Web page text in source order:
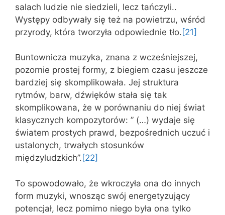
salach ludzie nie siedzieli, lecz tańczyli..
Występy odbywały się też na powietrzu, wśród
przyrody, która tworzyła odpowiednie tło. [21]
Buntownicza muzyka, znana z wcześniejszej,
pozornie prostej formy, z biegiem czasu jeszcze
bardziej się skomplikowała. Jej struktura
rytmów, barw, dźwięków stała się tak
skomplikowana, że w porównaniu do niej świat
klasycznych kompozytorów: ” (…) wydaje się
światem prostych prawd, bezpośrednich uczuć i
ustalonych, trwałych stosunków
międzyludzkich”. [22]
To spowodowało, że wkroczyła ona do innych
form muzyki, wnosząc swój energetyzujący
potencjał, lecz pomimo niego była ona tylko